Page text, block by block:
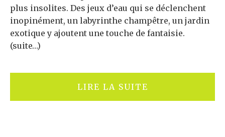
plus insolites. Des jeux d’eau qui se déclenchent
inopinément, un labyrinthe champêtre, un jardin
exotique y ajoutent une touche de fantaisie.
(suite…)
LIRE LA SUITE